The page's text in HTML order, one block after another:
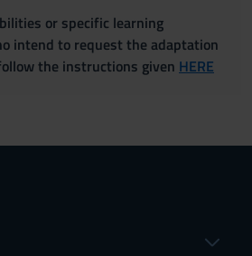
or specific learning
intend to request the adaptation
the instructions given HERE